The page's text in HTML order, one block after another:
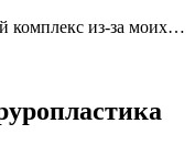
комплекс из-за моих…